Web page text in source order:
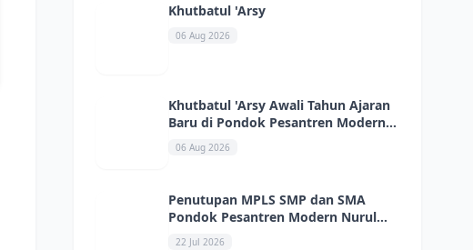
Khutbatul 'Arsy
06 Aug 2026
Khutbatul 'Arsy Awali Tahun Ajaran
Baru di Pondok Pesantren Modern
Nurul Ikhlas
06 Aug 2026
Penutupan MPLS SMP dan SMA
Pondok Pesantren Modern Nurul
Ikhlas Berlangsung Meriah
22 Jul 2026